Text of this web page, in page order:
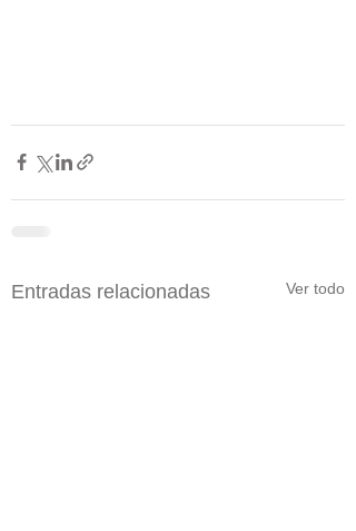
Entradas relacionadas Ver todo